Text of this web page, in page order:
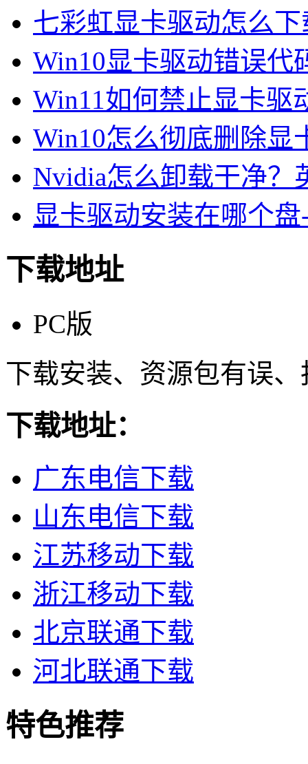
七彩虹显卡驱动怎么
Win10显卡驱动错误代
Win11如何禁止显卡驱
Win10怎么彻底删除显
Nvidia怎么卸载干净？
显卡驱动安装在哪个
下载地址
PC版
下载安装、资源包有误
下载地址：
广东电信下载
山东电信下载
江苏移动下载
浙江移动下载
北京联通下载
河北联通下载
特色推荐